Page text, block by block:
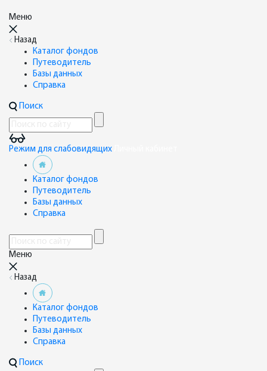
Меню
Назад
Каталог фондов
Путеводитель
Базы данных
Справка
Поиск
Режим для слабовидящих
Каталог фондов
Путеводитель
Базы данных
Справка
Меню
Назад
Каталог фондов
Путеводитель
Базы данных
Справка
Поиск